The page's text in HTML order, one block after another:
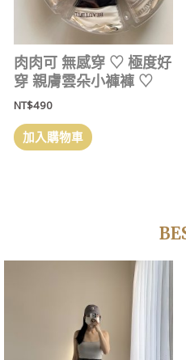
肉肉可 無感穿 ‎♡ 極度好
穿 親膚雲朵小褲褲 ‎♡
NT$490
加入購物車